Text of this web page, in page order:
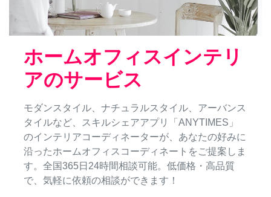
ホームオフィスインテリ
アのサービス
モダンスタイル、ナチュラルスタイル、アーバンス
タイルなど、スキルシェアアプリ「ANYTIMES」
のインテリアコーディネーターが、あなたの好みに
沿ったホームオフィスコーディネートをご提案しま
す。全国365日24時間相談可能。低価格・高品質
で、気軽に依頼の相談ができます！